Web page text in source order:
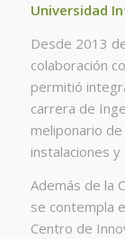
Universidad
Desde 2013
colaboración
permitió
carrera de
meliponario
instalaciones
Además de la
se contempla
Centro de